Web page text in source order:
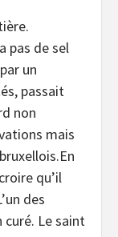
pas de sel
un
passait
non
mais
qu’il
des
Le saint